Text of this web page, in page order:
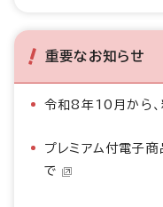
重要なお知らせ
令和8年10月から
プレミアム付電子
で